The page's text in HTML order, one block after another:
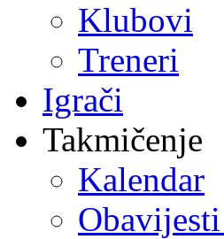
Klubovi
Treneri
Igrači
Takmičenje
Kalendar